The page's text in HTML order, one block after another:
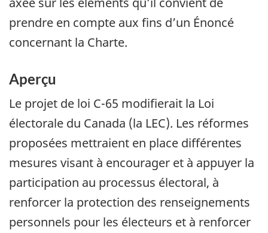
prendre en compte aux fins d’un Énoncé
concernant la Charte.
Aperçu
Le projet de loi C-65 modifierait la Loi
électorale du Canada (la LEC). Les réformes
proposées mettraient en place différentes
mesures visant à encourager et à appuyer la
participation au processus électoral, à
renforcer la protection des renseignements
personnels pour les électeurs et à renforcer